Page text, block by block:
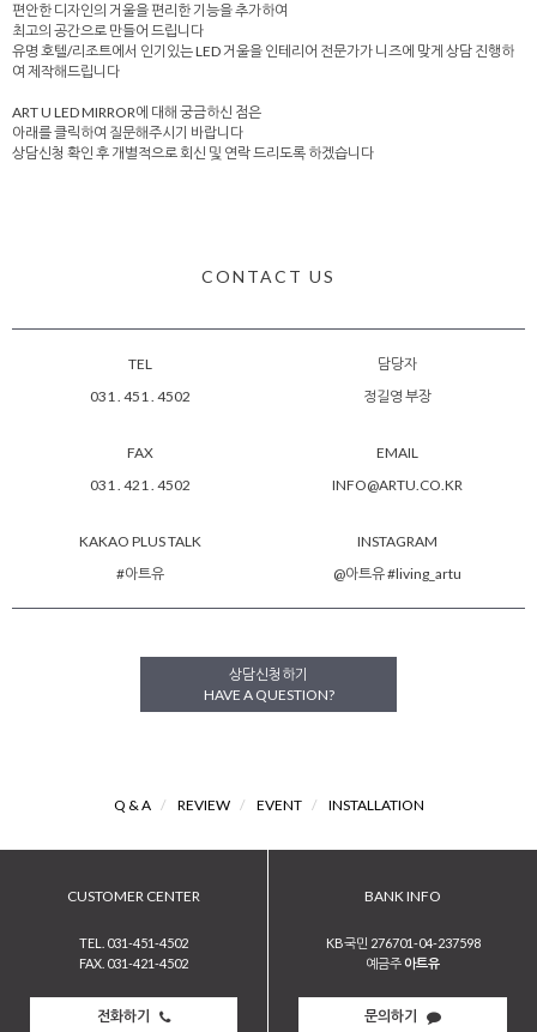
편안한 디자인의 거울을 편리한 기능을 추가하여
최고의 공간으로 만들어 드립니다
유명 호텔/리조트에서 인기있는 LED 거울을 인테리어 전문가가 니즈에 맞게 상담 진행하
여 제작해드립니다
ART U LED MIRROR에 대해 궁금하신 점은
아래를 클릭하여 질문해주시기 바랍니다
상담신청 확인 후 개별적으로 회신 및 연락 드리도록 하겠습니다
CONTACT US
TEL
031 . 451 . 4502
담당자
정길영 부장
FAX
031 . 421 . 4502
EMAIL
INFO@ARTU.CO.KR
KAKAO PLUS TALK
#아트유
INSTAGRAM
@아트유 #living_artu
상담신청하기
HAVE A QUESTION?
Q & A / REVIEW / EVENT / INSTALLATION
CUSTOMER CENTER
TEL. 031-451-4502
FAX. 031-421-4502
전화하기
BANK INFO
KB국민 276701-04-237598
예금주 아트유
문의하기